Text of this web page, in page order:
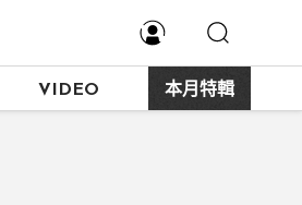
VIDEO 本月特輯